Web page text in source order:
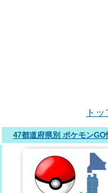
ト
47都道府県別 ポケモンGO